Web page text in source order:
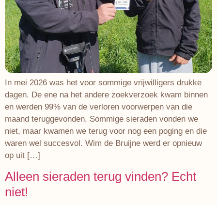
In mei 2026 was het voor sommige vrijwilligers drukke
dagen. De ene na het andere zoekverzoek kwam binnen
en werden 99% van de verloren voorwerpen van die
maand teruggevonden. Sommige sieraden vonden we
niet, maar kwamen we terug voor nog een poging en die
waren wel succesvol. Wim de Bruijne werd er opnieuw
op uit […]
Alleen sieraden terug vinden? Echt
niet!